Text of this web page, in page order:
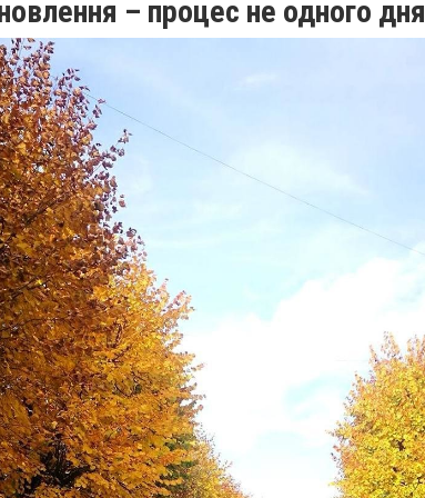
– процес не одного дня